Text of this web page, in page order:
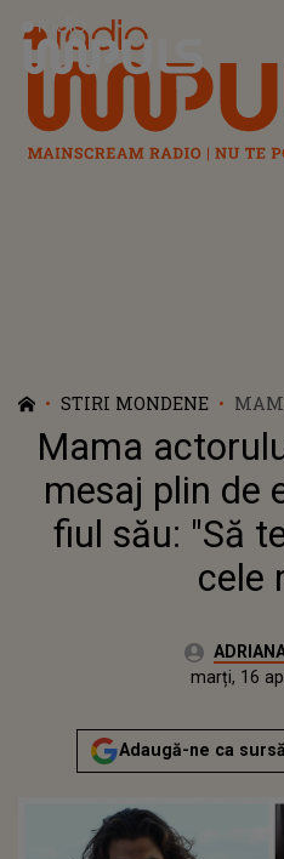
Radio Impuls
STIRI MONDENE
TE
Mama
mesaj plin de
fiul său: "Să
cele
Autor:
Actualizat:
marți, 16
Adaugă-ne ca